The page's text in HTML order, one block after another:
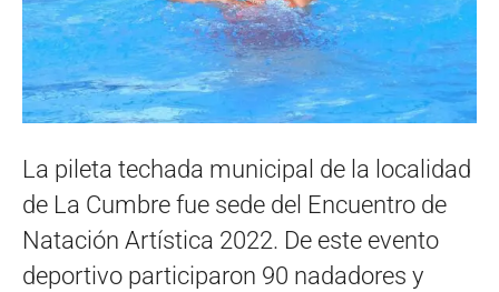
La pileta techada municipal de la localidad
de La Cumbre fue sede del Encuentro de
Natación Artística 2022. De este evento
deportivo participaron 90 nadadores y